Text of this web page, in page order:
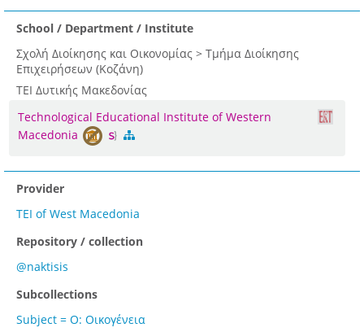
School / Department / Institute
Σχολή Διοίκησης και Οικονομίας > Τμήμα Διοίκησης
Επιχειρήσεων (Κοζάνη)
ΤΕΙ Δυτικής Μακεδονίας
Technological Educational Institute of Western
Macedonia
Provider
TEI of West Macedonia
Repository / collection
@naktisis
Subcollections
Subject = Ο: Οικογένεια